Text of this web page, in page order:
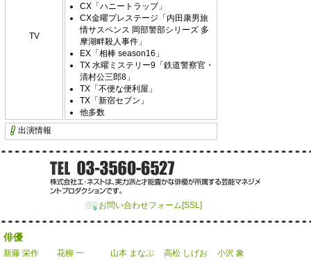
TV
CX「ハニートラップ」
CX金曜プレステージ「内田康男旅
情サスペンス 岡部警部シリーズ 多
摩湖畔殺人事件」
EX「相棒 season16」
TX 水曜ミステリー9「鉄道警察官・
清村公三郎8」
TX「不便な便利屋」
TX「新宿セブン」
他多数
出演情報
お問い合わせフォーム[SSL]
俳優
新藤 栄作 花柳 一 山本 まなぶ 高松 しげお 小沢 象